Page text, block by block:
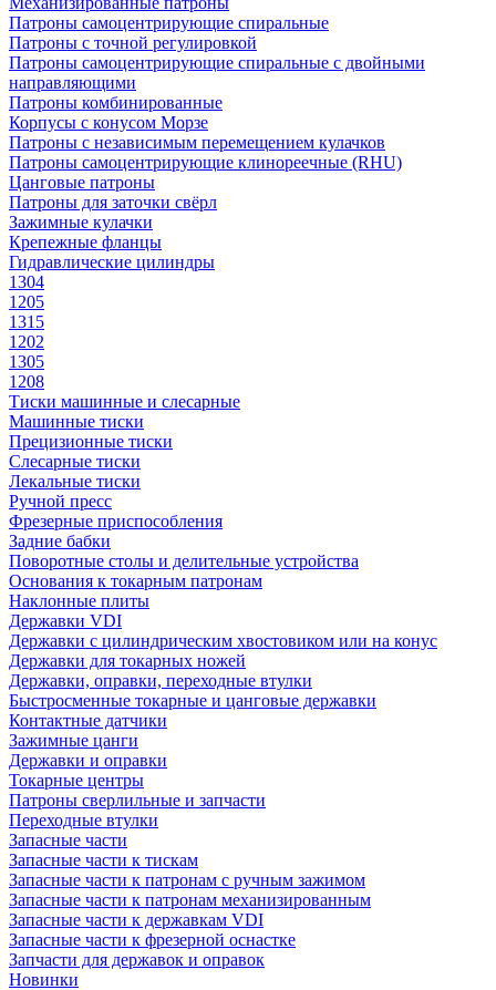
Патроны самоцентрирующие спиральные
Патроны с точной регулировкой
Патроны самоцентрирующие спиральные с двойными
направляющими
Патроны комбинированные
Корпусы с конусом Морзе
Патроны с независимым перемещением кулачков
Патроны самоцентрирующие клинореечные (RHU)
Цанговые патроны
Патроны для заточки свёрл
Зажимные кулачки
Крепежные фланцы
Гидравлические цилиндры
1304
1205
1315
1202
1305
1208
Тиски машинные и слесарные
Машинные тиски
Прецизионные тиски
Слесарные тиски
Лекальные тиски
Ручной пресс
Фрезерные приспособления
Задние бабки
Поворотные столы и делительные устройства
Основания к токарным патронам
Наклонные плиты
Державки VDI
Державки с цилиндрическим хвостовиком или на конус
Державки для токарных ножей
Державки, оправки, переходные втулки
Быстросменные токарные и цанговые державки
Контактные датчики
Зажимные цанги
Державки и оправки
Токарные центры
Патроны сверлильные и запчасти
Переходные втулки
Запасные части
Запасные части к тискам
Запасные части к патронам с ручным зажимом
Запасные части к патронам механизированным
Запасные части к державкам VDI
Запасные части к фрезерной оснастке
Запчасти для державок и оправок
Новинки